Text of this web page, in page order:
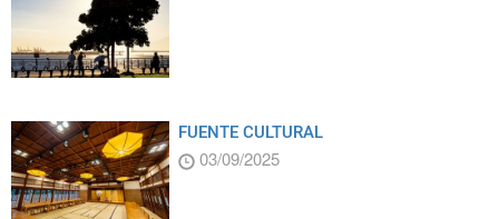
FUENTE CULTURAL
03/09/2025